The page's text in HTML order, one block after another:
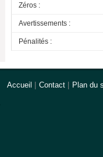
Zéros :
Avertissements :
Pénalités :
Accueil Contact Plan du